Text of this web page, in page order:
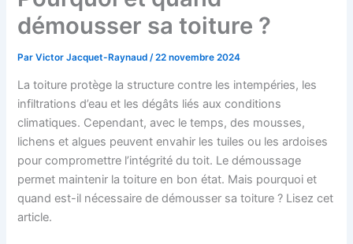
démousser sa toiture ?
ParVictor Jacquet-Raynaud /22 novembre 2024
La toiture protège la structure contre les intempéries, les
infiltrations d’eau et les dégâts liés aux conditions
climatiques. Cependant, avec le temps, des mousses,
lichens et algues peuvent envahir les tuiles ou les ardoises
pour compromettre l’intégrité du toit. Le démoussage
permet maintenir la toiture en bon état. Mais pourquoi et
quand est-il nécessaire de démousser sa toiture ? Lisez cet
article.